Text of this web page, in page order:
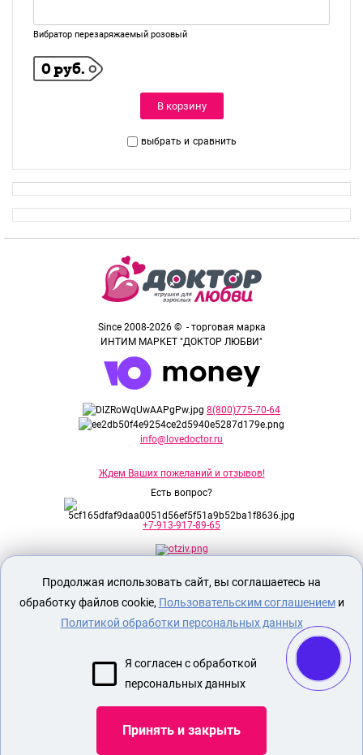
Вибратор перезаряжаемый розовый
0 руб.
В корзину
выбрать и сравнить
Since 2008-2026 © - торговая марка
ИНТИМ МАРКЕТ "ДОКТОР ЛЮБВИ"
8(800)775-70-64
info@lovedoctor.ru
Ждем Ваших пожеланий и отзывов!
Есть вопрос?
+7-913-917-89-65
Секс шоп Доктор Любви предназначен
исключительно для лиц старше 18 лет!
Вся продукция имеет знак EAC
Евразийского соответствия.
ЭРОТИЧЕСКОЕ БЕЛЬЕ
Продолжая использовать сайт, вы соглашаетесь на
обработку файлов cookie, Пользовательским соглашениеми
Политикой обработки персональных данных
Я согласен с обработкой
персональных данных
Принять и закрыть